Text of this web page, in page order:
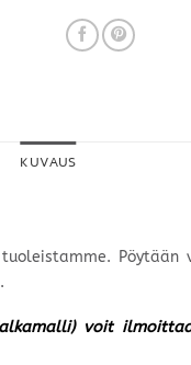
KUVAUS
voit